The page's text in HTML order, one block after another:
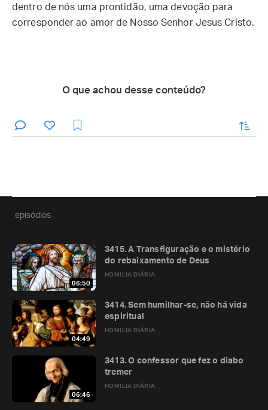
dentro de nós uma prontidão, uma devoção para
corresponder ao amor de Nosso Senhor Jesus Cristo.
O que achou desse conteúdo?
enviar
episódios
06:50
HOMILIA DIÁRIA
3415. A Transfiguração e o mistério
do rebaixamento de Deus
04:49
HOMILIA DIÁRIA
3414. Sem humilhar-se, não há vida
espiritual
06:46
HOMILIA DIÁRIA
3413. O confessor que fez o diabo
tremer